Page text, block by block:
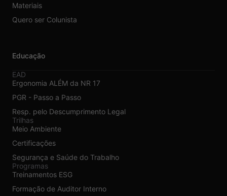
Materiais
Quero ser Colunista
Educação
EAD
Ergonomia ALÉM da NR 17
PGR - Passo a Passo
Resp. pelo Descumprimento Legal
Trilhas
Meio Ambiente
Certificações
Segurança e Saúde do Trabalho
Programas
Treinamentos ESG
Formação de Auditor Interno